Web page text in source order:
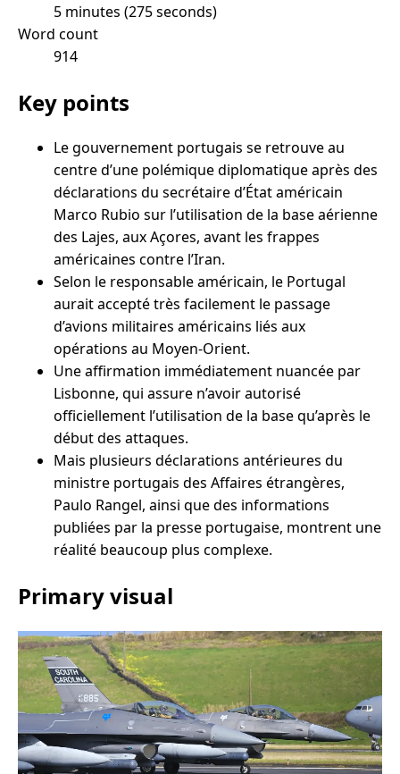
5 minutes (275 seconds)
Word count
914
Key points
Le gouvernement portugais se retrouve au
centre d’une polémique diplomatique après des
déclarations du secrétaire d’État américain
Marco Rubio sur l’utilisation de la base aérienne
des Lajes, aux Açores, avant les frappes
américaines contre l’Iran.
Selon le responsable américain, le Portugal
aurait accepté très facilement le passage
d’avions militaires américains liés aux
opérations au Moyen-Orient.
Une affirmation immédiatement nuancée par
Lisbonne, qui assure n’avoir autorisé
officiellement l’utilisation de la base qu’après le
début des attaques.
Mais plusieurs déclarations antérieures du
ministre portugais des Affaires étrangères,
Paulo Rangel, ainsi que des informations
publiées par la presse portugaise, montrent une
réalité beaucoup plus complexe.
Primary visual